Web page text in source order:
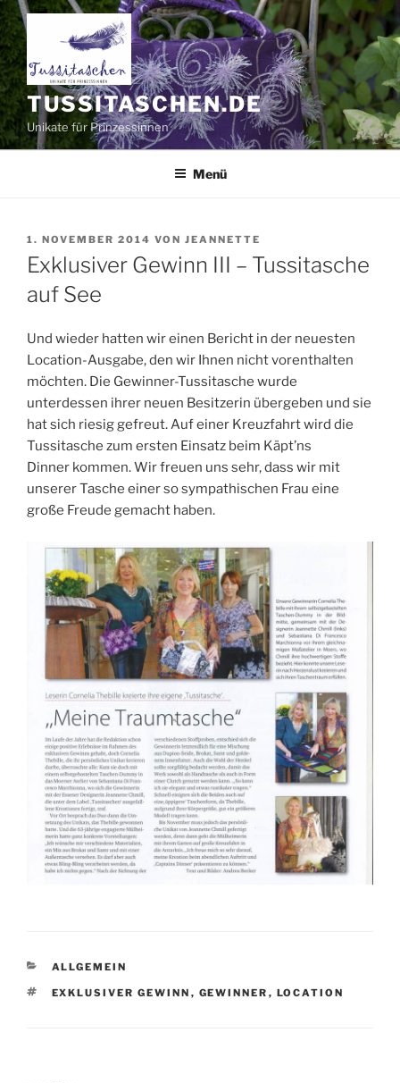
Zum
Inhalt
springen
TUSSITASCHEN.DE
Unikate für Prinzessinnen
Menü
VERÖFFENTLICHT
AM
1. NOVEMBER 2014 VON JEANNETTE
Exklusiver Gewinn III – Tussitasche
auf See
Und wieder hatten wir einen Bericht in der neuesten
Location-Ausgabe, den wir Ihnen nicht vorenthalten
möchten. Die Gewinner-Tussitasche wurde
unterdessen ihrer neuen Besitzerin übergeben und sie
hat sich riesig gefreut. Auf einer Kreuzfahrt wird die
Tussitasche zum ersten Einsatz beim Käpt’ns
Dinner kommen. Wir freuen uns sehr, dass wir mit
unserer Tasche einer so sympathischen Frau eine
große Freude gemacht haben.
KATEGORIEN
ALLGEMEIN
SCHLAGWÖRTER
EXKLUSIVER GEWINN , GEWINNER , LOCATION